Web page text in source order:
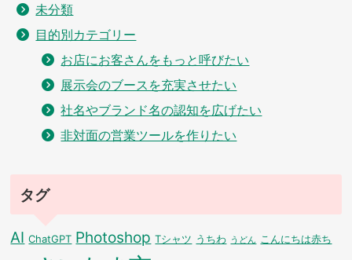
未分類
目的別カテゴリー
お店にお客さんをもっと呼びたい
展示会のブースを充実させたい
社名やブランド名の認知を広げたい
非対面の営業ツールを作りたい
タグ
AI ChatGPT Photoshop Tシャツ うちわ うどん こんにちは赤ち